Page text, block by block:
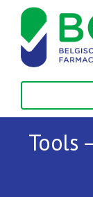
content
Nieuws
Tools